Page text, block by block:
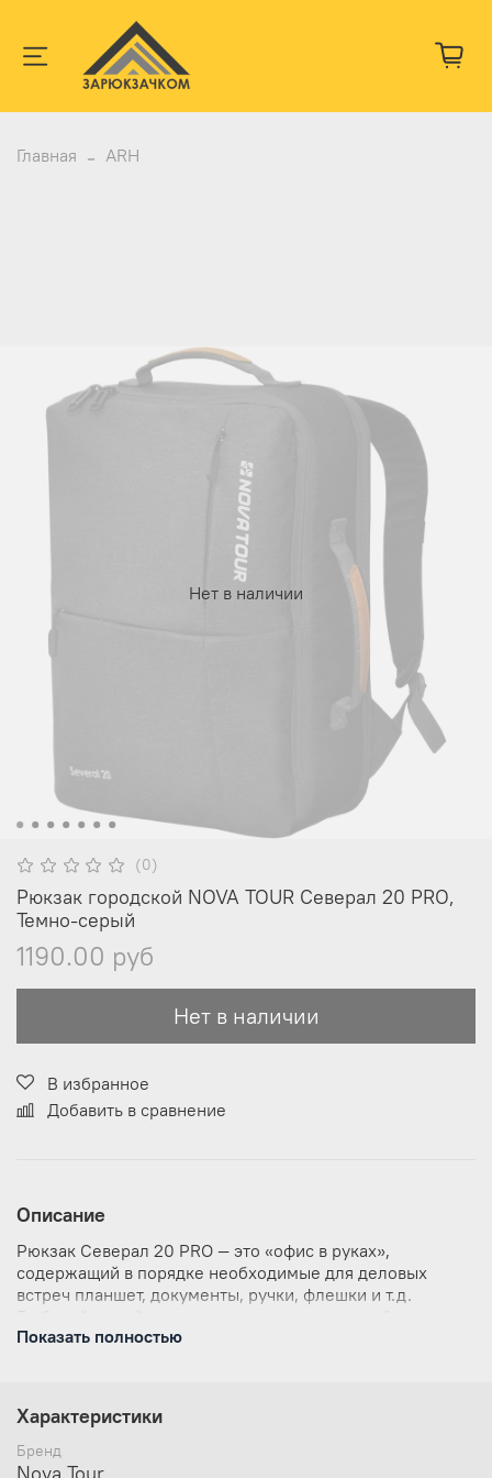
Главная ARH
Нет в наличии
(0)
Рюкзак городской NOVA TOUR Северал 20 PRO,
Темно-серый
1190.00 руб
Нет в наличии
В избранное
Добавить в сравнение
Описание
Рюкзак Северал 20 PRO — это «офис в руках»,
содержащий в порядке необходимые для деловых
встреч планшет, документы, ручки, флешки и т.д.
современного человека в официальном костюме,
МАТЕРИАЛЫ И ТЕХНОЛОГИИ
Мягкие стенки основного отделения защитят
Показать полностью
Характеристики
Бренд